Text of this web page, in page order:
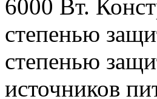
6000 Вт.
степенью
степенью
источников